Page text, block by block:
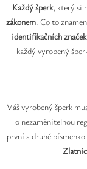
Každý šperk, který si
zákonem . Co to
identifikačních značek
každý vyrobený
Váš vyrobený šperk
o nezaměnitelnou
první a druhé